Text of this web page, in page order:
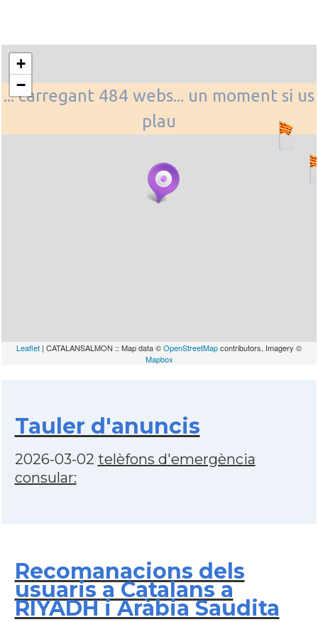
... carregant 484 webs... un moment si us
plau
+
−
Leaflet | CATALANSALMON :: Map data ©OpenStreetMapcontributors, Imagery ©
Mapbox
Tauler d'anuncis
2026-03-02 telèfons d'emergència
consular:
Recomanacions dels
usuaris a Catalans a
RIYADH i Aràbia Saudita